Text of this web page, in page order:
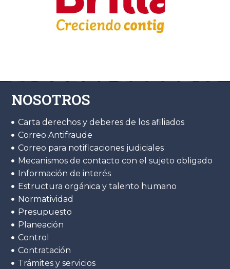
NOSOTROS
Carta derechos y deberes de los afiliados
Correo Antifraude
Correo para notificaciones judiciales
Mecanismos de contacto con el sujeto obligado
Información de interés
Estructura orgánica y talento humano
Normatividad
Presupuesto
Planeación
Control
Contratación
Trámites y servicios